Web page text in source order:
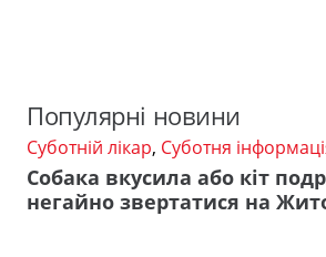
Популярні новини
Суботній лікар, Суботня
Собака вкусила або кіт
негайно звертатися на